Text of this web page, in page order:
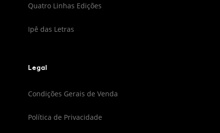
Quatro Linhas Edições
Ipê das Letras
Legal
Condições Gerais de Venda
Política de Privacidade